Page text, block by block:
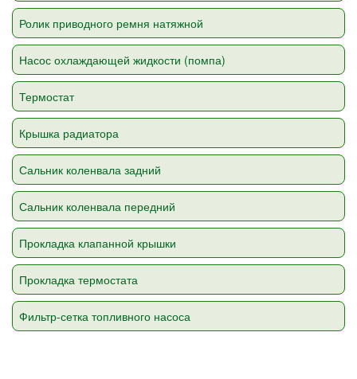
Ролик приводного ремня натяжной
Насос охлаждающей жидкости (помпа)
Термостат
Крышка радиатора
Сальник коленвала задний
Сальник коленвала передний
Прокладка клапанной крышки
Прокладка термостата
Фильтр-сетка топливного насоса